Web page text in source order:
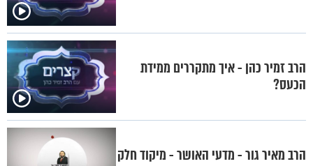
הרב זמיר כהן - איך מתקררים ממידת
הכעס?
הרב מאיר גור - מדעי האושר - מיקוד חלק